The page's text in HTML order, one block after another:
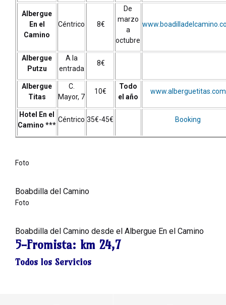
Albergue
En el
Camino
Céntrico 8€
De
marzo
a
octubre
Albergue
Putzu
A la
entrada
8€
Albergue
Titas
C.
Mayor, 7
10€
Todo
el año
www.alberguetitas.com
Hotel En el
Camino ***
Céntrico 35€-45€ Booking
Foto
Boabdilla del Camino
Foto
Boabdilla del Camino desde el Albergue En el Camino
5-Fromista: km 24,7
Todos los Servicios